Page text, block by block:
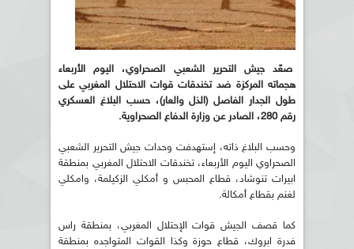
صعّد جيش التحرير الشعبي الصحراوي، اليوم الأربعاء
هجماته المركزة ضد تخندقات قوات الاحتلال المغربي على
طول الجدار الفاصل (الذل والعار)، حسب البلاغ العسكري
رقم 280، الصادر عن وزارة الدفاع الصحراوية
.
وحسب البلاغ ذاته، إستهدفت وحدات جيش التحرير الشعبي
الصحراوي اليوم الأربعاء، تخندقات الاحتلال المغربي بمنطقة
ابيرات تنوشاد، قطاع المحبس و أمكلي الزكيلمة، وامكلي
لغنم بقطاع أمكالة.
كما قصف الجيش قوات الإحتلال المغربي، بمنطقة راس
فدرة ابروك، قطاع حوزة وكذا القوات المتواجده بمنطقة